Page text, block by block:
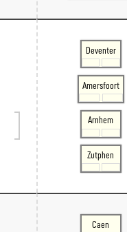
Deventer
Amersfoort
Arnhem
Zutphen
Caen